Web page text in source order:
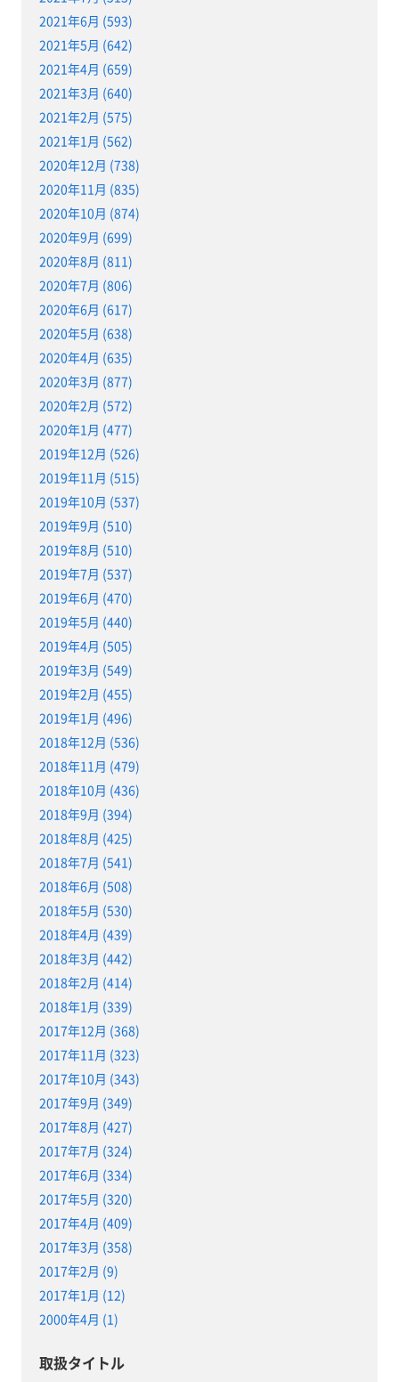
2021年6月 (593)
2021年5月 (642)
2021年4月 (659)
2021年3月 (640)
2021年2月 (575)
2021年1月 (562)
2020年12月 (738)
2020年11月 (835)
2020年10月 (874)
2020年9月 (699)
2020年8月 (811)
2020年7月 (806)
2020年6月 (617)
2020年5月 (638)
2020年4月 (635)
2020年3月 (877)
2020年2月 (572)
2020年1月 (477)
2019年12月 (526)
2019年11月 (515)
2019年10月 (537)
2019年9月 (510)
2019年8月 (510)
2019年7月 (537)
2019年6月 (470)
2019年5月 (440)
2019年4月 (505)
2019年3月 (549)
2019年2月 (455)
2019年1月 (496)
2018年12月 (536)
2018年11月 (479)
2018年10月 (436)
2018年9月 (394)
2018年8月 (425)
2018年7月 (541)
2018年6月 (508)
2018年5月 (530)
2018年4月 (439)
2018年3月 (442)
2018年2月 (414)
2018年1月 (339)
2017年12月 (368)
2017年11月 (323)
2017年10月 (343)
2017年9月 (349)
2017年8月 (427)
2017年7月 (324)
2017年6月 (334)
2017年5月 (320)
2017年4月 (409)
2017年3月 (358)
2017年2月 (9)
2017年1月 (12)
2000年4月 (1)
取扱タイトル